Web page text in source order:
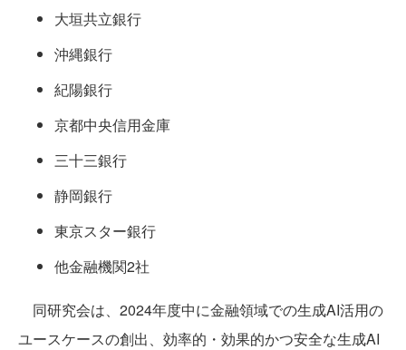
大垣共立銀行
沖縄銀行
紀陽銀行
京都中央信用金庫
三十三銀行
静岡銀行
東京スター銀行
他金融機関2社
同研究会は、2024年度中に金融領域での生成AI活用の
ユースケースの創出、効率的・効果的かつ安全な生成AI